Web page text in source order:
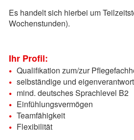
Es handelt sich hierbei um
Wochenstunden).
Ihr Profil:
Qualifikation zum/zur
selbständige und
mind. deutsches Sprachlevel B2
Einfühlungsvermögen
Teamfähigkeit
Flexibilität